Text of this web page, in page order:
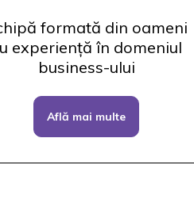
formată din oameni
experiență în domeniul
business-ului
Află mai multe